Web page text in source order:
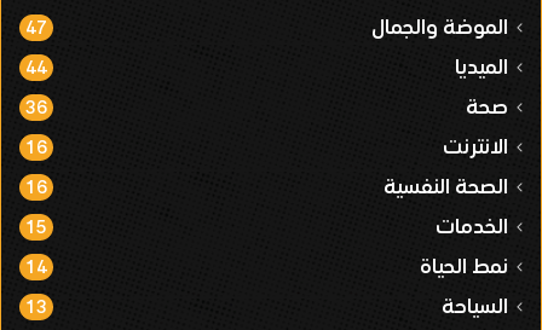
الموضة والجمال 47
الميديا 44
صحة 36
الانترنت 16
الصحة النفسية 16
الخدمات 15
نمط الحياة 14
السياحة 13